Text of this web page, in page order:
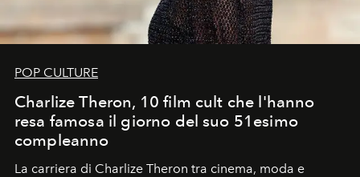
POP CULTURE
Charlize Theron, 10 film cult che l'hanno
resa famosa il giorno del suo 51esimo
compleanno
La carriera di Charlize Theron tra cinema, moda e